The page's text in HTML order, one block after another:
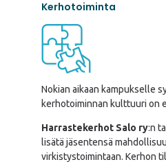
Kerhotoiminta
Nokian aikaan kampukselle
kerhotoiminnan kulttuuri on
Harrastekerhot Salo ry:n
lisätä jäsentensä
virkistystoimintaan. Kerhon